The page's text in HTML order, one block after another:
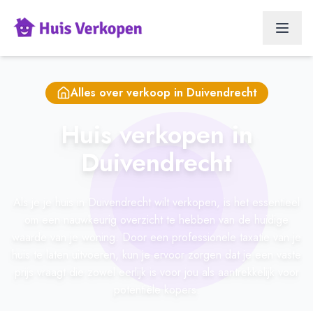
Alles over verkoop in Duivendrecht
Huis verkopen in
Duivendrecht
Als je je huis in Duivendrecht wilt verkopen, is het essentieel
om een nauwkeurig overzicht te hebben van de huidige
waarde van je woning. Door een professionele taxatie van je
huis te laten uitvoeren, kun je ervoor zorgen dat je een vaste
prijs vraagt die zowel eerlijk is voor jou als aantrekkelijk voor
potentiële kopers.